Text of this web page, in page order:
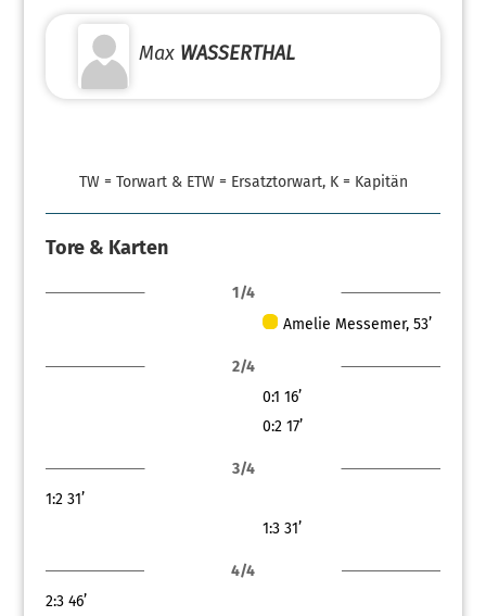
Max WASSERTHAL
TW = Torwart & ETW = Ersatztorwart, K = Kapitän
Tore & Karten
1/4
Amelie Messemer, 53’
2/4
0:1 16’
0:2 17’
3/4
1:2 31’
1:3 31’
4/4
2:3 46’